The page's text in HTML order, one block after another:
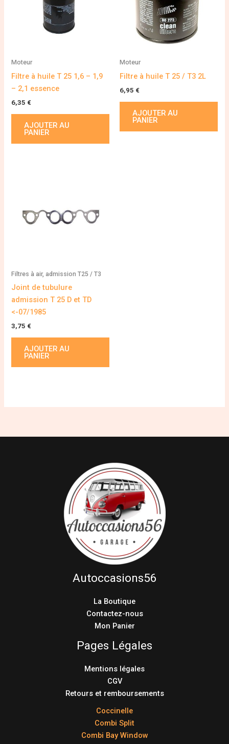
Moteur
Filtre à huile T 25 1,6 – 1,9
– 2,1 essence
6,35 €
AJOUTER AU
PANIER
Moteur
Filtre à huile T 25 / T3 2L
6,95 €
AJOUTER AU
PANIER
Filtres à air, admission T25 / T3
Joint de tubulure
admission T 25 D et TD
<-07/1985
3,75 €
AJOUTER AU
PANIER
Autoccasions56
La Boutique
Contactez-nous
Mon Panier
Pages Légales
Mentions légales
CGV
Retours et remboursements
Coccinelle
Combi Split
Combi Bay Window